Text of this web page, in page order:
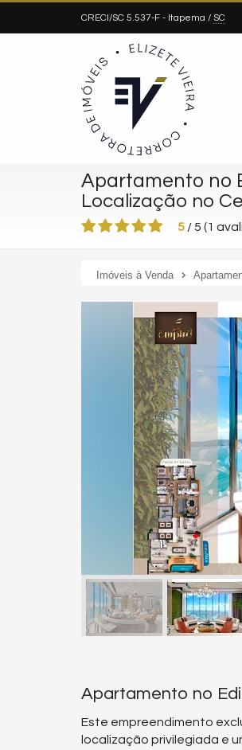
CRECI/SC 5.537-F - Itapema / SC
Apartamento no
Localização no
5 /5 (1
Imóveis à Venda
Apartamento no
Este empreendimento
localização privilegiada e